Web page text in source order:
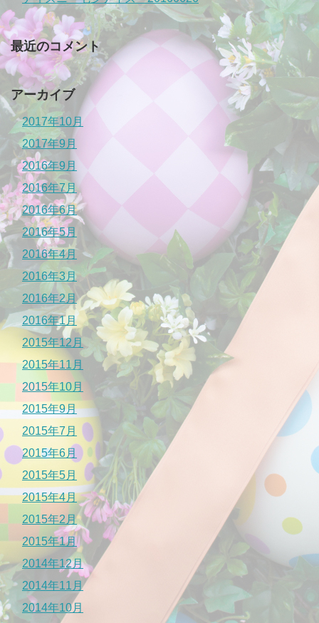
最近のコメント
アーカイブ
2017年10月
2017年9月
2016年9月
2016年7月
2016年6月
2016年5月
2016年4月
2016年3月
2016年2月
2016年1月
2015年12月
2015年11月
2015年10月
2015年9月
2015年7月
2015年6月
2015年5月
2015年4月
2015年2月
2015年1月
2014年12月
2014年11月
2014年10月